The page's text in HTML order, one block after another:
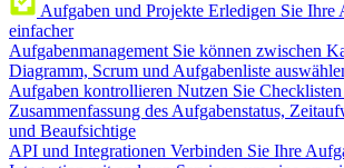
Aufgaben und Projekte Erledigen Sie Ihre
einfacher
Aufgabenmanagement Sie können zwischen
Diagramm, Scrum und Aufgabenliste
Aufgaben kontrollieren Nutzen Sie
Zusammenfassung des Aufgabenstatus,
und Beaufsichtige
API und Integrationen Verbinden Sie Ihre